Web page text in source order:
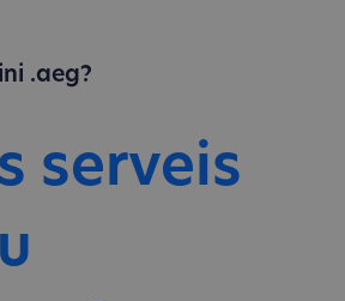
.aeg?
serveis